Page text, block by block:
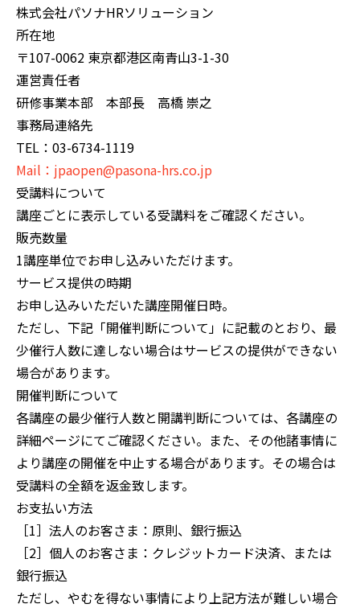
株式会社パソナHRソリューション
所在地
〒107-0062 東京都港区南青山3-1-30
運営責任者
研修事業本部 本部長 高橋 崇之
事務局連絡先
TEL：03-6734-1119
Mail：jpaopen@pasona-hrs.co.jp
受講料について
講座ごとに表示している受講料をご確認ください。
販売数量
1講座単位でお申し込みいただけます。
サービス提供の時期
お申し込みいただいた講座開催日時。
ただし、下記「開催判断について」に記載のとおり、最
少催行人数に達しない場合はサービスの提供ができない
場合があります。
開催判断について
各講座の最少催行人数と開講判断については、各講座の
詳細ページにてご確認ください。また、その他諸事情に
より講座の開催を中止する場合があります。その場合は
受講料の全額を返金致します。
お支払い方法
［1］法人のお客さま：原則、銀行振込
［2］個人のお客さま：クレジットカード決済、または
銀行振込
ただし、やむを得ない事情により上記方法が難しい場合